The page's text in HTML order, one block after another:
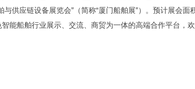
供应链设备展览会”（简称“厦门船舶展”）。预计展会面
能船舶行业展示、交流、商贸为一体的高端合作平台，